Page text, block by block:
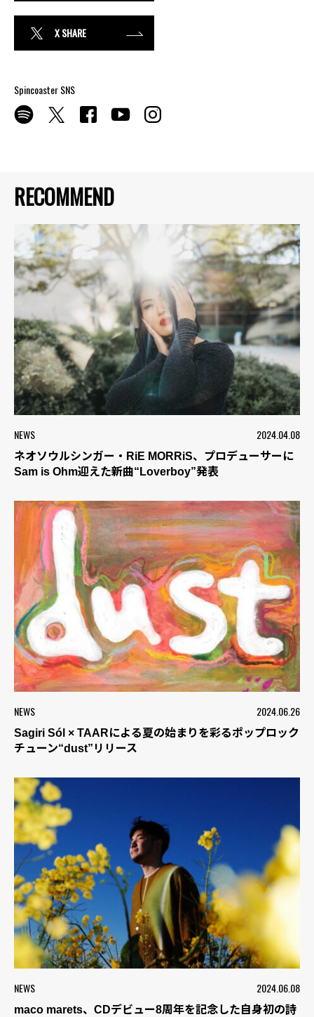
RECOMMEND
NEWS 2024.04.08
ネオソウルシンガー・RiE MORRiS、プロデューサーに
Sam is Ohm迎えた新曲“Loverboy”発表
NEWS 2024.06.26
Sagiri Sól × TAARによる夏の始まりを彩るポップロック
チューン“dust”リリース
NEWS 2024.06.08
maco marets、CDデビュー8周年を記念した自身初の詩
X SHARE
Spincoaster SNS